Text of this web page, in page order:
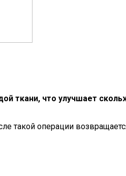
ткани, что улучшает
такой операции